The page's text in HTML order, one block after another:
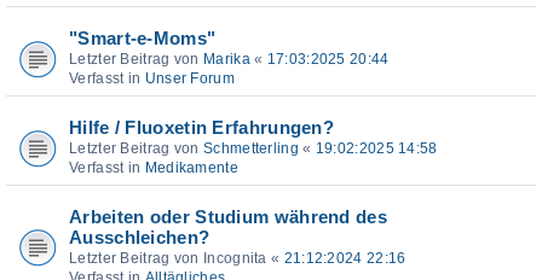
"Smart-e-Moms"
Letzter Beitrag von Marika« 17:03:2025 20:44
Verfasst in Unser Forum
Hilfe / Fluoxetin Erfahrungen?
Letzter Beitrag von Schmetterling « 19:02:2025 14:58
Verfasst in Medikamente
Arbeiten oder Studium während des
Ausschleichen?
Letzter Beitrag von Incognita « 21:12:2024 22:16